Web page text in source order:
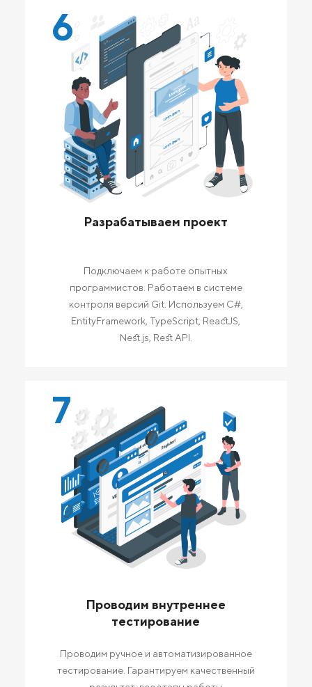
6
Разрабатываем проект
Подключаем к работе опытных
программистов. Работаем в системе
контроля версий Git. Используем C#,
EntityFramework, TypeScript, ReactJS,
Nest.js, Rest API.
7
Проводим внутреннее
тестирование
Проводим ручное и автоматизированное
тестирование. Гарантируем качественный